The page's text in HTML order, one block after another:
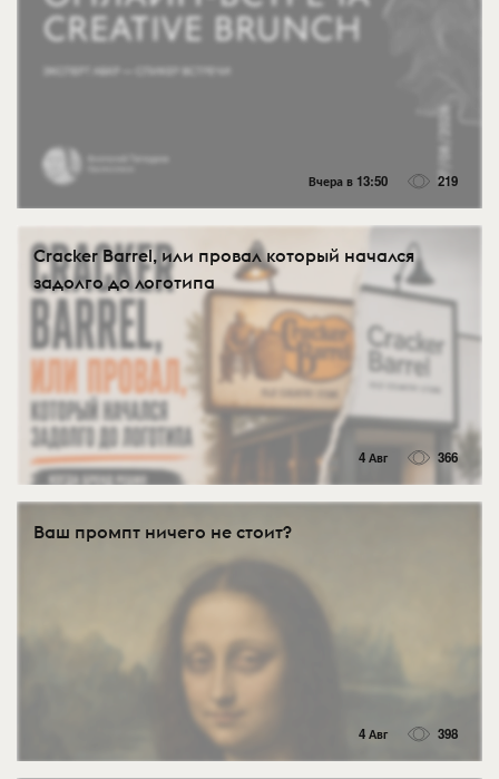
Вчера в 13:50 219
Cracker Barrel, или провал который начался
задолго до логотипа
4 Авг 366
Ваш промпт ничего не стоит?
4 Авг 398